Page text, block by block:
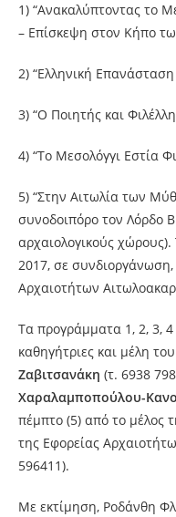
1) “Ανακαλύπτοντας το
– Επίσκεψη στον Κήπο
2) “Ελληνική
3) “Ο Ποιητής και
4) “Το Μεσολόγγι Εστία
5) “Στην Αιτωλία των
συνοδοιπόρο τον Λόρδο
αρχαιολογικούς
2017, σε συνδιοργάνωση,
Αρχαιοτήτων
Τα προγράμματα 1, 2, 3, 4
καθηγήτριες και μέλη
Ζαβιτσανάκη (τ. 6938
Χαραλαμποπούλου-
πέμπτο (5) από το μέλος
της Εφορείας
596411).
Με εκτίμηση, Ροδάνθη